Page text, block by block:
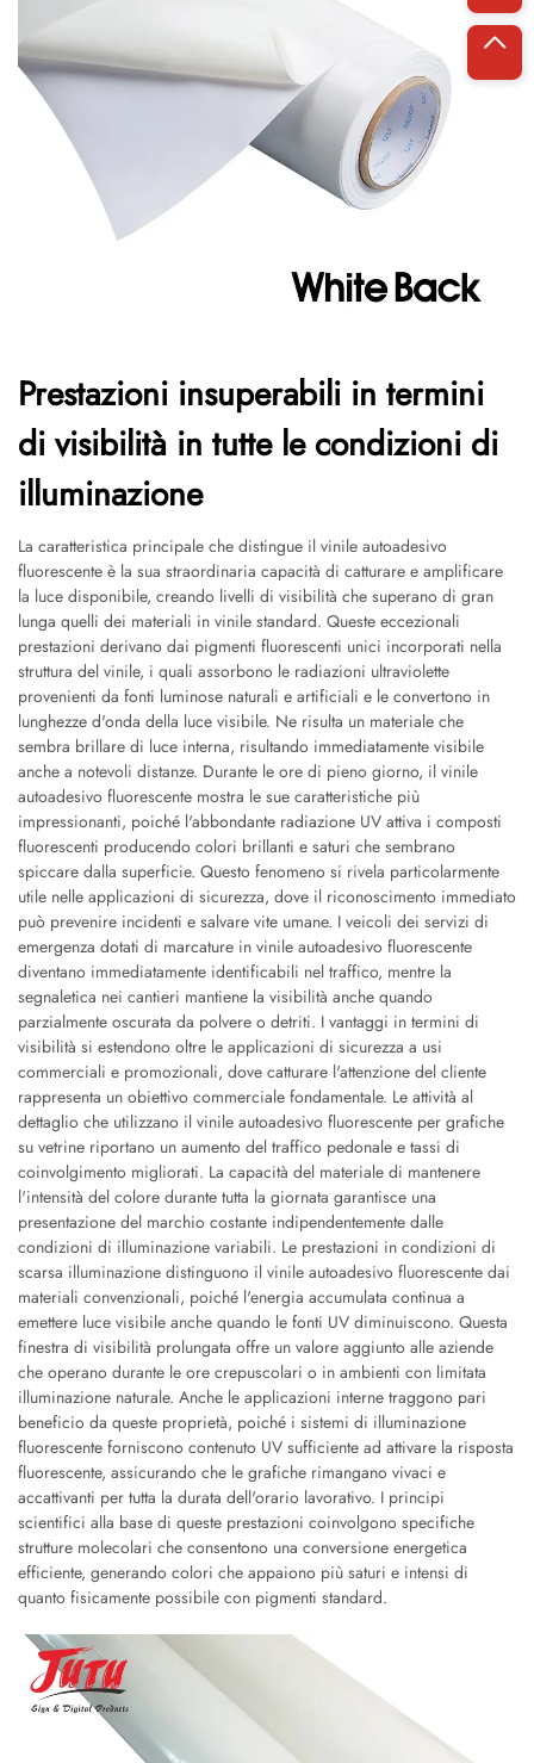
Prestazioni insuperabili in termini
di visibilità in tutte le condizioni di
illuminazione
La caratteristica principale che distingue il vinile autoadesivo
fluorescente è la sua straordinaria capacità di catturare e amplificare
la luce disponibile, creando livelli di visibilità che superano di gran
lunga quelli dei materiali in vinile standard. Queste eccezionali
prestazioni derivano dai pigmenti fluorescenti unici incorporati nella
struttura del vinile, i quali assorbono le radiazioni ultraviolette
provenienti da fonti luminose naturali e artificiali e le convertono in
lunghezze d'onda della luce visibile. Ne risulta un materiale che
sembra brillare di luce interna, risultando immediatamente visibile
anche a notevoli distanze. Durante le ore di pieno giorno, il vinile
autoadesivo fluorescente mostra le sue caratteristiche più
impressionanti, poiché l'abbondante radiazione UV attiva i composti
fluorescenti producendo colori brillanti e saturi che sembrano
spiccare dalla superficie. Questo fenomeno si rivela particolarmente
utile nelle applicazioni di sicurezza, dove il riconoscimento immediato
può prevenire incidenti e salvare vite umane. I veicoli dei servizi di
emergenza dotati di marcature in vinile autoadesivo fluorescente
diventano immediatamente identificabili nel traffico, mentre la
segnaletica nei cantieri mantiene la visibilità anche quando
parzialmente oscurata da polvere o detriti. I vantaggi in termini di
visibilità si estendono oltre le applicazioni di sicurezza a usi
commerciali e promozionali, dove catturare l'attenzione del cliente
rappresenta un obiettivo commerciale fondamentale. Le attività al
dettaglio che utilizzano il vinile autoadesivo fluorescente per grafiche
su vetrine riportano un aumento del traffico pedonale e tassi di
coinvolgimento migliorati. La capacità del materiale di mantenere
l'intensità del colore durante tutta la giornata garantisce una
presentazione del marchio costante indipendentemente dalle
condizioni di illuminazione variabili. Le prestazioni in condizioni di
scarsa illuminazione distinguono il vinile autoadesivo fluorescente dai
materiali convenzionali, poiché l'energia accumulata continua a
emettere luce visibile anche quando le fonti UV diminuiscono. Questa
finestra di visibilità prolungata offre un valore aggiunto alle aziende
che operano durante le ore crepuscolari o in ambienti con limitata
illuminazione naturale. Anche le applicazioni interne traggono pari
beneficio da queste proprietà, poiché i sistemi di illuminazione
fluorescente forniscono contenuto UV sufficiente ad attivare la risposta
fluorescente, assicurando che le grafiche rimangano vivaci e
accattivanti per tutta la durata dell'orario lavorativo. I principi
scientifici alla base di queste prestazioni coinvolgono specifiche
strutture molecolari che consentono una conversione energetica
efficiente, generando colori che appaiono più saturi e intensi di
quanto fisicamente possibile con pigmenti standard.